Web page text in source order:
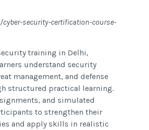
security-certification-course-
training in Delhi,
understand security
management, and defense
structured practical learning.
and simulated
to strengthen their
and apply skills in realistic